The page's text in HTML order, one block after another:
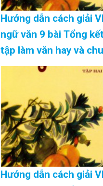
Hướng dẫn cách giải
ngữ văn 9 bài Tổng
tập làm văn hay và
nhất Cập Nhật 08/
Hướng dẫn cách giải